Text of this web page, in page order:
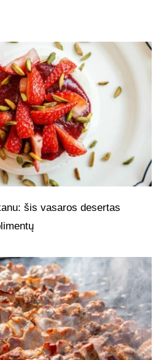
šis vasaros desertas